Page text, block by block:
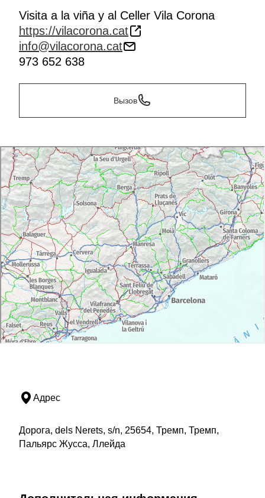
Visita a la viña y al Celler Vila Corona
https://vilacorona.cat
info@vilacorona.cat
973 652 638
Вызов
Адрес
Дорога, dels Nerets, s/n, 25654, Тремп, Тремп,
Пальярс Жусса, Ллейда